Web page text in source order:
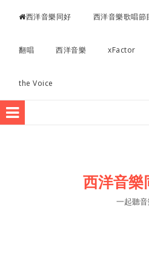
西洋音樂同好 西洋音樂歌唱節
翻唱 西洋音樂 xFactor
the Voice
西洋音樂
一起聽